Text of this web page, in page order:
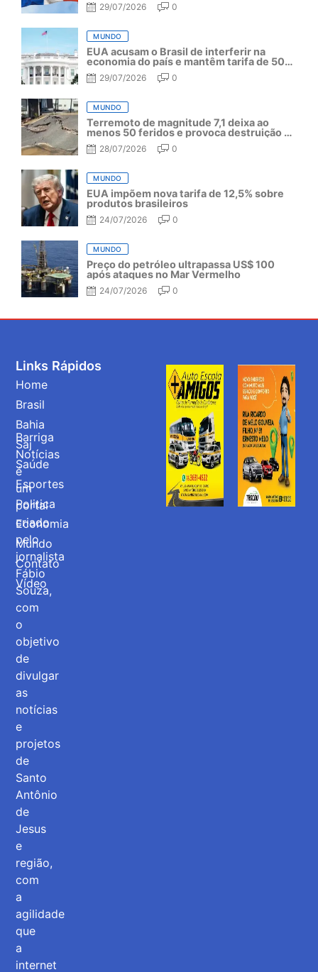
29/07/2026 0
MUNDO
EUA acusam o Brasil de interferir na
economia do país e mantêm tarifa de 50%
por mais um ano
29/07/2026 0
MUNDO
Terremoto de magnitude 7,1 deixa ao
menos 50 feridos e provoca destruição no
Japão
28/07/2026 0
MUNDO
EUA impõem nova tarifa de 12,5% sobre
produtos brasileiros
24/07/2026 0
MUNDO
Preço do petróleo ultrapassa US$ 100
após ataques no Mar Vermelho
24/07/2026 0
Barriga
Notícias
é
um
portal
criado
pelo
jornalista
Fábio
Souza,
com
o
objetivo
de
divulgar
as
notícias
e
projetos
de
Santo
Antônio
de
Jesus
e
região,
com
a
agilidade
que
a
internet
Links Rápidos
Home
Brasil
Bahia
Saj
Saúde
Esportes
Politica
Economia
Mundo
Contato
Vídeo